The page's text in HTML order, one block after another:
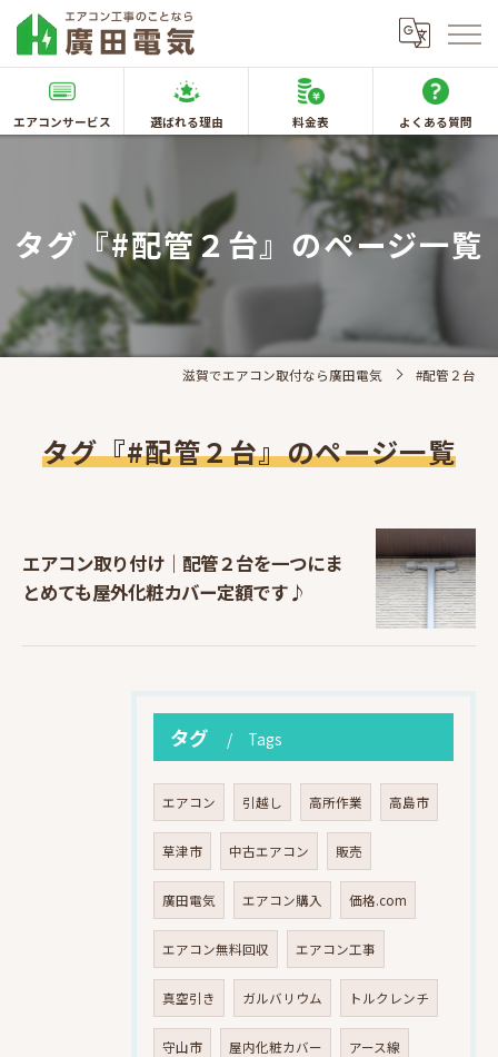
エアコンサービス 選ばれる理由 料金表 よくある質問
タグ『#配管２台』のページ一覧
滋賀でエアコン取付なら廣田電気 #配管２台
タグ『#配管２台』のページ一覧
エアコン取り付け｜配管２台を一つにま
とめても屋外化粧カバー定額です♪
タグ Tags
エアコン 引越し 高所作業 高島市
草津市 中古エアコン 販売
廣田電気 エアコン購入 価格.com
エアコン無料回収 エアコン工事
真空引き ガルバリウム トルクレンチ
守山市 屋内化粧カバー アース線